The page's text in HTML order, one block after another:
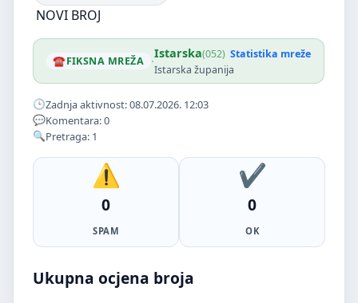
NOVI BROJ
FIKSNA MREŽA ·Istarska(052) Statistika mreže
Istarska županija
Zadnja aktivnost: 08.07.2026. 12:03
Komentara: 0
Pretraga: 1
0
SPAM
0
OK
Ukupna ocjena broja